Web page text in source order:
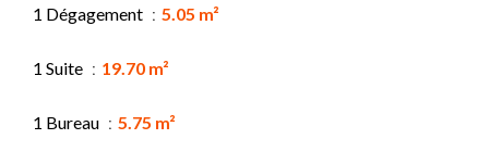
1 Dégagement 5.05 m²
1 Suite 19.70 m²
1 Bureau 5.75 m²